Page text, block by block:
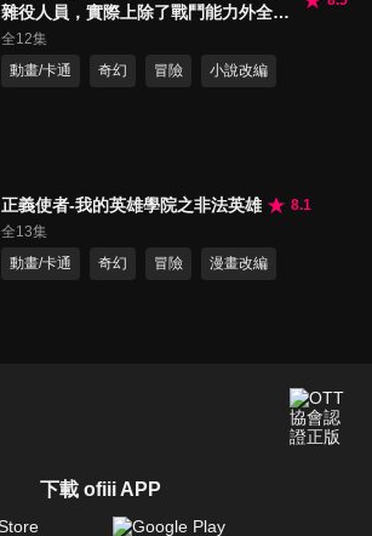
雜役人員，實際上除了戰鬥能力外全是
SSS的故事~
全12集
動畫/卡通
奇幻 冒險 小說改編
正義使者-我的英雄學院之非法英雄
8.1
全13集
動畫/卡通
奇幻 冒險 漫畫改編
下載 ofiii APP